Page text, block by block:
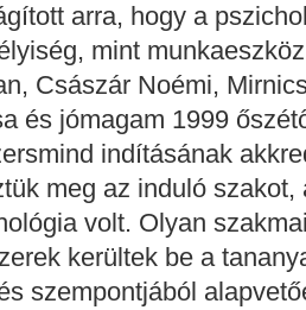
arra, hogy a
mint
Császár Noémi,
és jómagam 1999
indításának
meg az induló
volt. Olyan
kerültek be a
szempontjából